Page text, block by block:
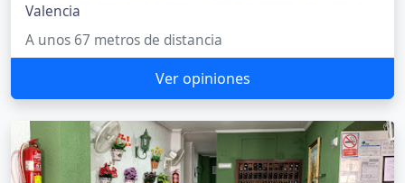
Valencia
A unos 67 metros de distancia
Ver opiniones